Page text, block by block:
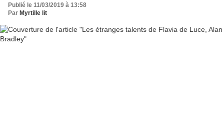
Publié le 11/03/2019 à 13:58
Par Myrtille lit